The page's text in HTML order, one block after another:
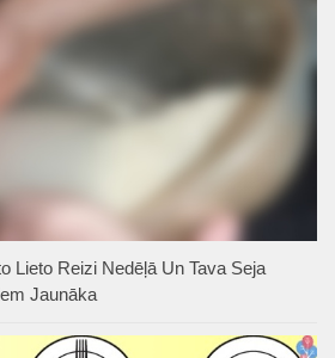
Lieto Reizi Nedēļā Un Tava Seja
Jaunāka